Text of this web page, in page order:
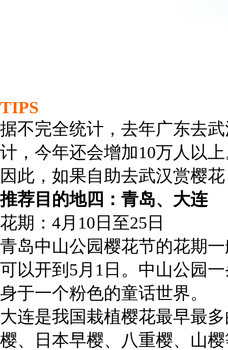
TIPS
据不完全统计，去年广东去
计，今年还会增加10万人以
因此，如果自助去武汉赏樱
推荐目的地四：青岛、大连
花期：4月10日至25日
青岛中山公园樱花节的花期
可以开到5月1日。中山公园
身于一个粉色的童话世界。
大连是我国栽植樱花最早最
樱、日本早樱、八重樱、山